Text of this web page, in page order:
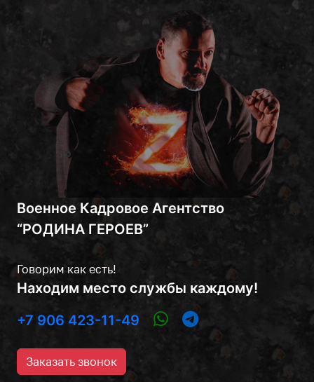
+7 906 423-11-49
Заказать звонок
Говорим как есть!
Находим место службы каждому!
Военное Кадровое Агентство
“РОДИНА ГЕРОЕВ”